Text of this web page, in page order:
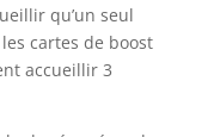
qu’un seul
cartes de boost
accueillir 3